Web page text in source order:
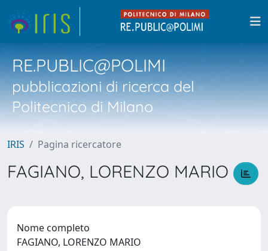
RE.PUBLIC@POLIMI
pubblicazioni di ricerca del
Politecnico di Milano
IRIS Pagina ricercatore
FAGIANO, LORENZO MARIO
Nome completo
FAGIANO, LORENZO MARIO